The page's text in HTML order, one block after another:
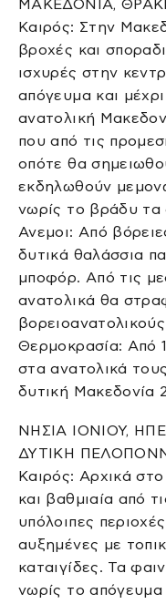
ΜΑΚΕΔΟΝΙΑ,
Καιρός: Στην
βροχές και
ισχυρές στην
απόγευμα και
ανατολική
που από τις
οπότε θα
εκδηλωθούν
νωρίς το βράδυ τα
Ανεμοι: Από
δυτικά θαλάσσια
μποφόρ. Από τις
ανατολικά θα
Θερμοκρασία: Από
στα ανατολικά
δυτική Μακεδονία
ΝΗΣΙΑ ΙΟΝΙΟΥ,
ΔΥΤΙΚΗ
Καιρός: Αρχικά
και βαθμιαία από
υπόλοιπες
αυξημένες με
καταιγίδες. Τα
νωρίς το απόγευμα